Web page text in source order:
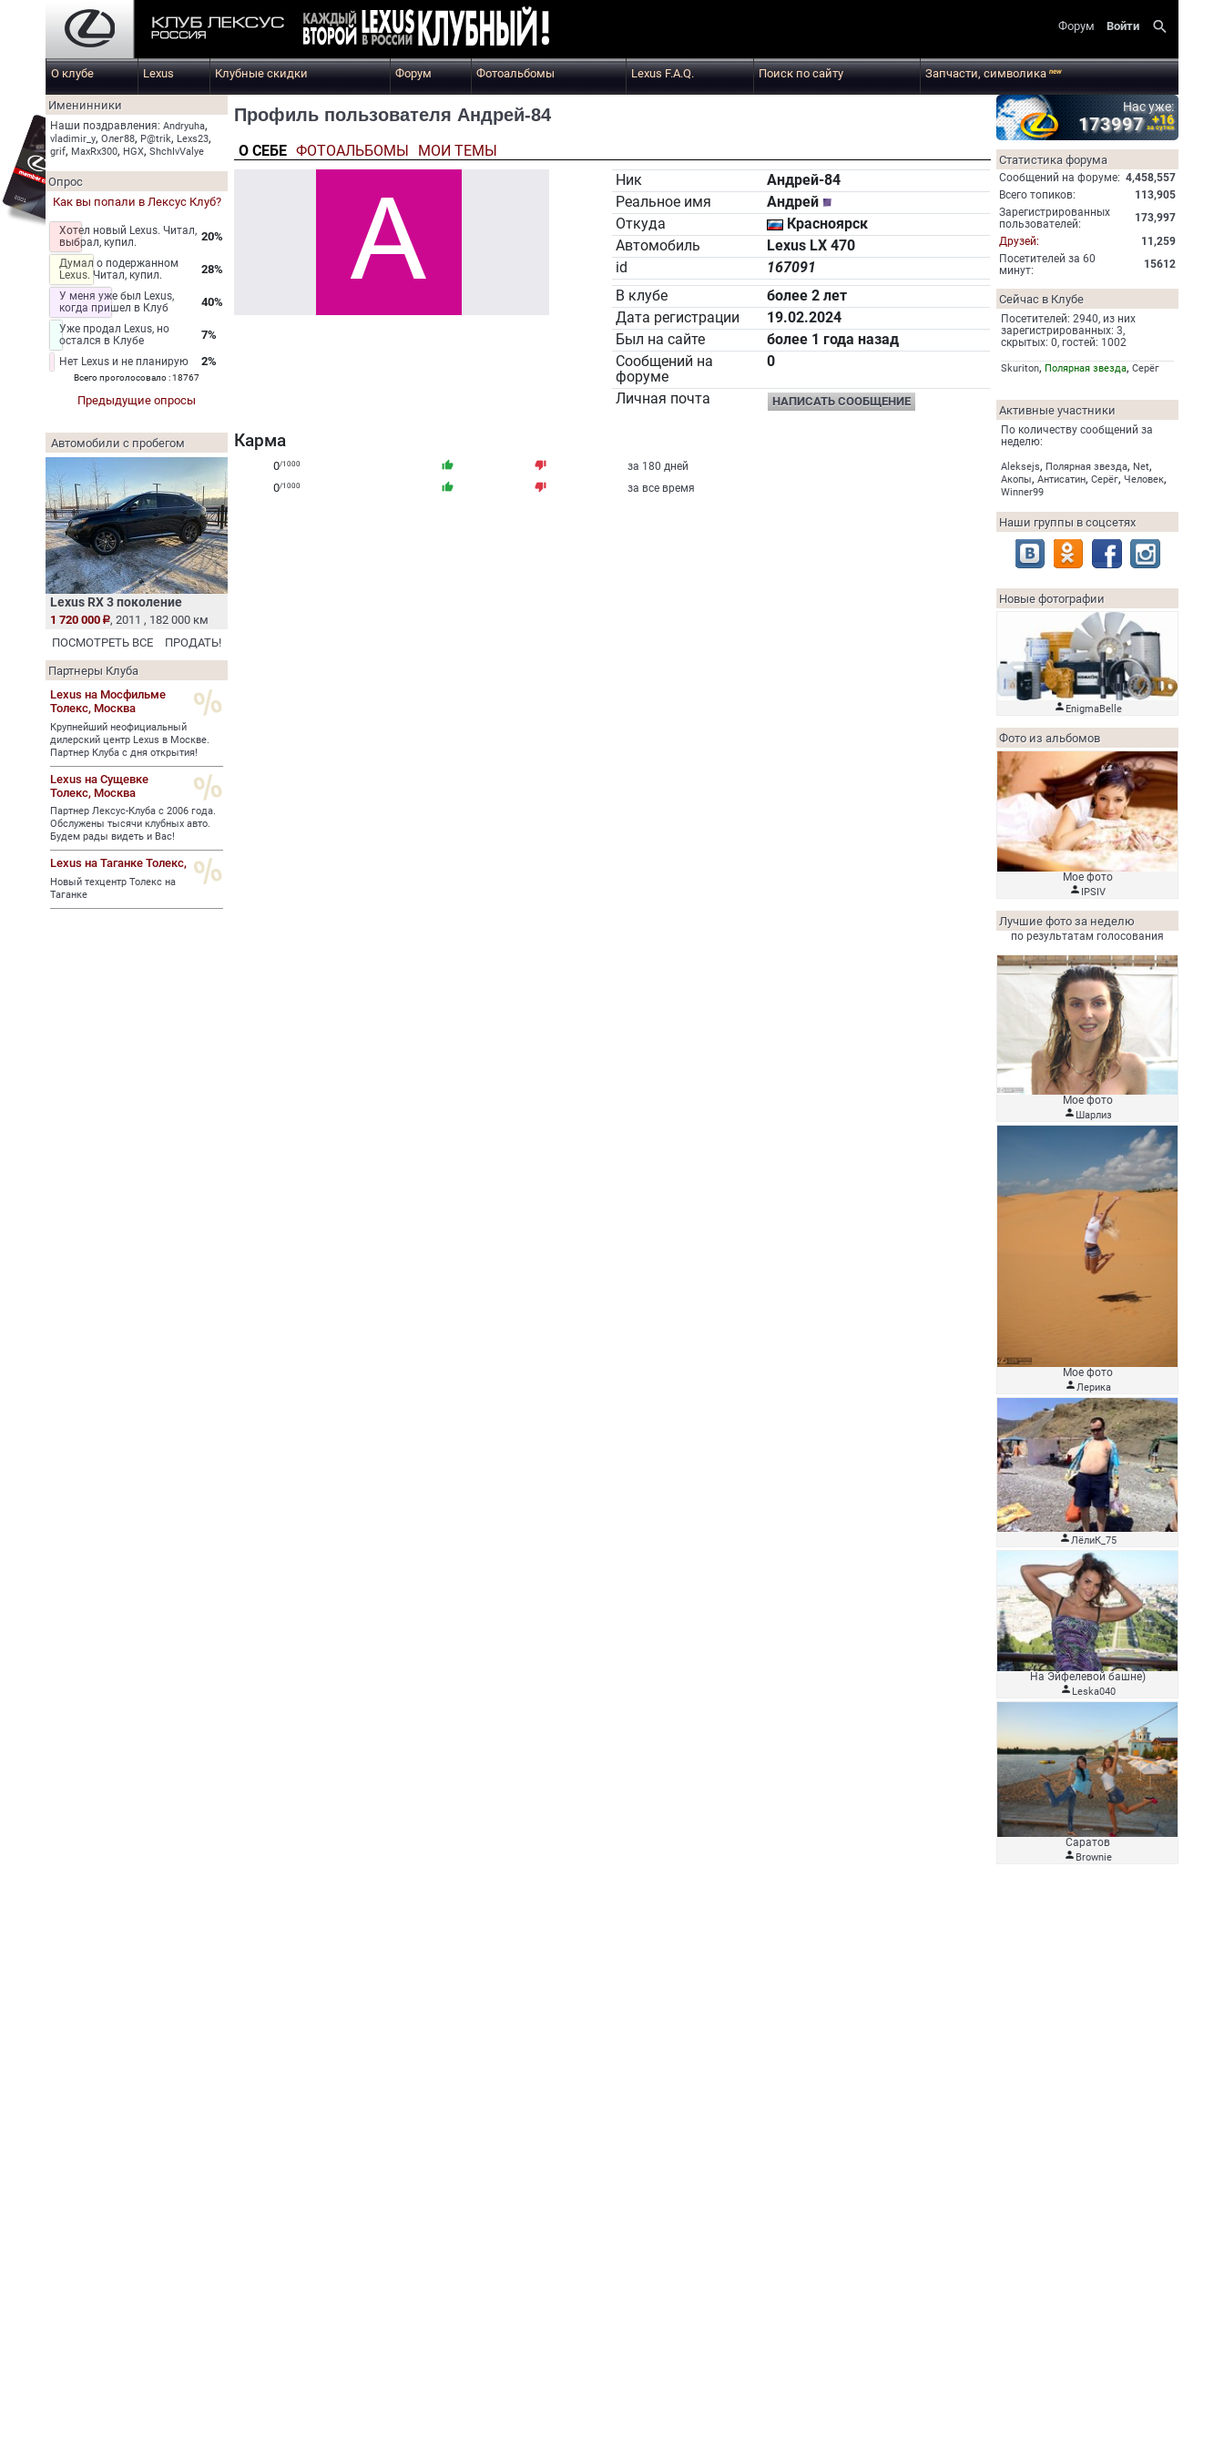
Форум Войти search
О клубе Lexus Клубные скидки Форум Фотоальбомы Lexus F.A.Q. Поиск по сайту Запчасти, символикаnew
Именинники
Наши поздравления: Andryuha,
vladimir_y, Олег88, P@trik, Lexs23,
grif, MaxRx300, HGX, ShchIvValye
Опрос
Как вы попали в Лексус Клуб?
Хотел новый Lexus. Читал,
выбрал, купил.
20%
Думал о подержанном
Lexus. Читал, купил.
28%
У меня уже был Lexus,
когда пришел в Клуб
40%
Уже продал Lexus, но
остался в Клубе
7%
Нет Lexus и не планирую 2%
Всего проголосовало : 18767
Предыдущие опросы
Автомобили с пробегом
Lexus RX 3 поколение
1 720 000
, 2011 , 182 000 км
ПОСМОТРЕТЬ ВСЕ
ПРОДАТЬ!
Партнеры Клуба
Lexus на Мосфильме
Толекс, Москва
Крупнейший неофициальный
дилерский центр Lexus в Москве.
Партнер Клуба с дня открытия!
Lexus на Сущевке
Толекс, Москва
Партнер Лексус-Клуба с 2006 года.
Обслужены тысячи клубных авто.
Будем рады видеть и Вас!
Lexus на Таганке Толекс,
Новый техцентр Толекс на
Таганке
Профиль пользователя Андрей-84
О СЕБЕ ФОТОАЛЬБОМЫ
МОИ ТЕМЫ
Ник
Андрей-84
Реальное имя
Андрей
Откуда
Красноярск
Автомобиль
Lexus LX 470
id
167091
В клубе
более 2 лет
Дата регистрации
19.02.2024
Был на сайте
более 1 года назад
Сообщений на
форуме
0
Личная почта НАПИСАТЬ СООБЩЕНИЕ
Карма
0/1000 thumb_up thumb_down за 180 дней
0/1000 thumb_up thumb_down за все время
Нас уже:
173997 +16
за сутки
Статистика форума
Cообщений на форуме: 4,458,557
Всего топиков:
113,905
Зарегистрированных
пользователей:
173,997
Друзей:
11,259
Посетителей за 60
минут:
15612
Сейчас в Клубе
Посетителей: 2940, из них
зарегистрированных: 3,
скрытых: 0, гостей: 1002
Skuriton, Полярная звезда, Серёг
Активные участники
По количеству сообщений за
неделю:
Aleksejs, Полярная звезда, Net,
Акопы, Антисатин, Серёг, Человек,
Winner99
Наши группы в соцсетях
Новые фотографии
 EnigmaBelle
Фото из альбомов
Мое фото
 IPSIV
Лучшие фото за неделю
по результатам голосования
Мое фото
 Шарлиз
Мое фото
Лерика
ЛёлиК_75
На Эйфелевой башне)
 Leska040
Саратов
 Brownie